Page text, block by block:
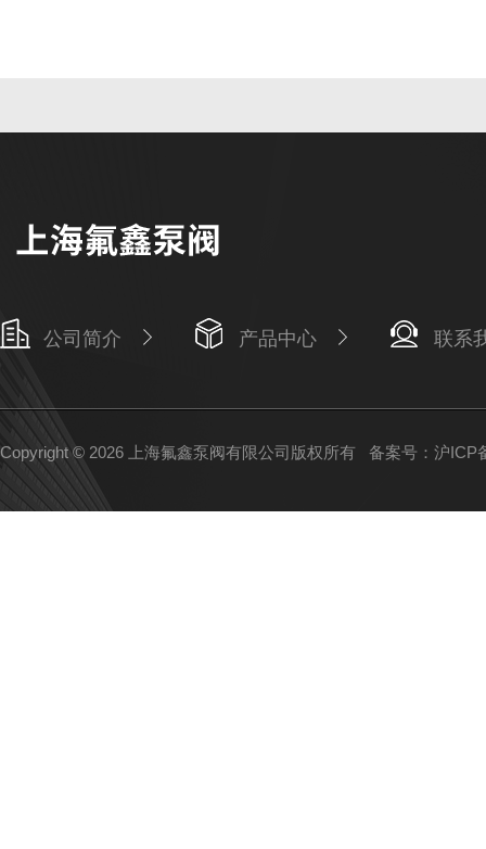
公司简介 产品中心 联系
Copyright © 2026 上海氟鑫泵阀有限公司版权所有 备案号：沪ICP